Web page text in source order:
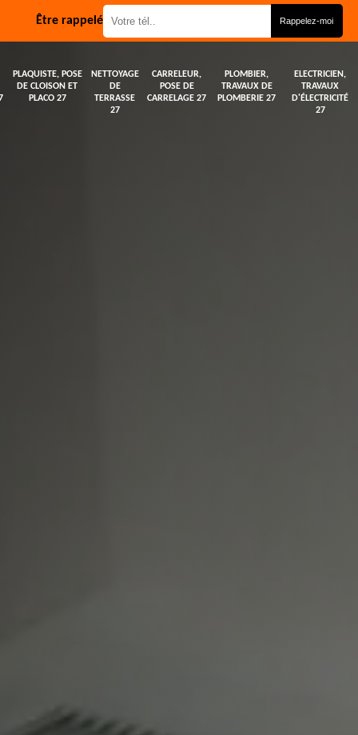
Être rappelé
PLAQUISTE, POSE
DE CLOISON ET
PLACO 27
NETTOYAGE
DE
TERRASSE
27
CARRELEUR,
POSE DE
CARRELAGE 27
PLOMBIER,
TRAVAUX DE
PLOMBERIE 27
ELECTRICIEN,
TRAVAUX
D'ÉLECTRICITÉ
27